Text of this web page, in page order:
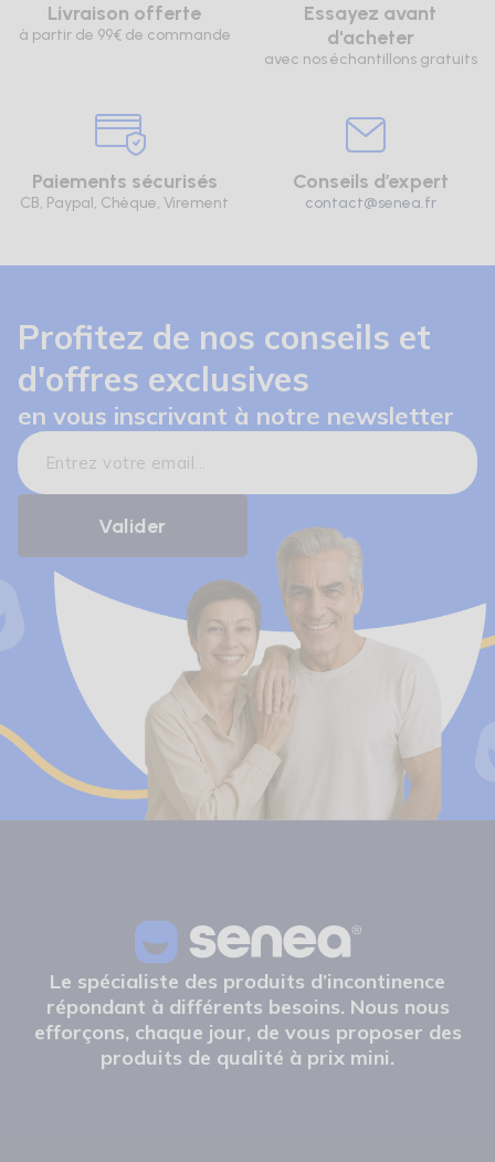
Livraison offerte
à partir de 99€ de commande
Essayez avant
d'acheter
avec nos échantillons gratuits
Paiements sécurisés
CB, Paypal, Chèque, Virement
Conseils d’expert
contact@senea.fr
Profitez de nos conseils et
d'offres exclusives
en vous inscrivant à notre newsletter
Le spécialiste des produits d’incontinence
répondant à différents besoins. Nous nous
efforçons, chaque jour, de vous proposer des
produits de qualité à prix mini.